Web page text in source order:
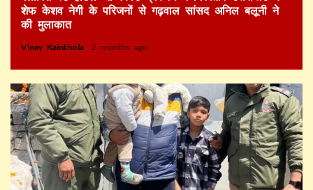
शेफ केशव नेगी के परिजनों से गढ़वाल सांसद अनिल बलूनी ने
की मुलाकात
Vinay Kainthola 2 months ago